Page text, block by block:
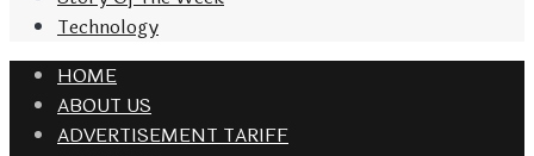
Technology
HOME
ABOUT US
ADVERTISEMENT TARIFF